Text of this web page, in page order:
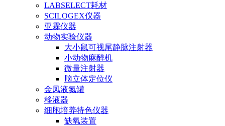
LABSELECT耗材
SCILOGEX仪器
亚霖仪器
动物实验仪器
大小鼠可视尾静脉注射器
小动物麻醉机
微量注射器
脑立体定位仪
金凤液氮罐
移液器
细胞培养特色仪器
缺氧装置